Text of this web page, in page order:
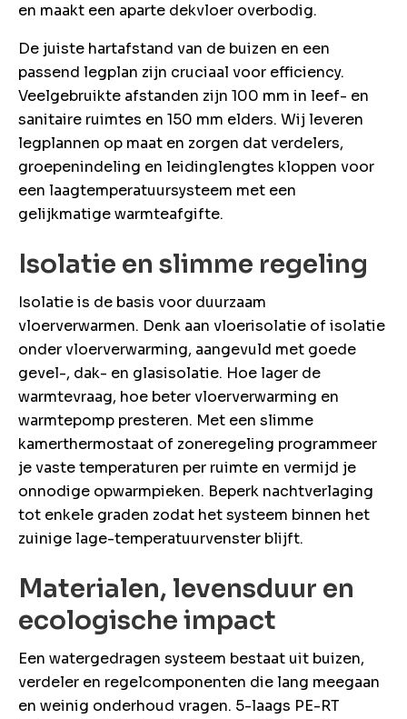
en maakt een aparte dekvloer overbodig.
De juiste hartafstand van de buizen en een
passend legplan zijn cruciaal voor efficiency.
Veelgebruikte afstanden zijn 100 mm in leef- en
sanitaire ruimtes en 150 mm elders. Wij leveren
legplannen op maat en zorgen dat verdelers,
groepenindeling en leidinglengtes kloppen voor
een laagtemperatuursysteem met een
gelijkmatige warmteafgifte.
Isolatie en slimme regeling
Isolatie is de basis voor duurzaam
vloerverwarmen. Denk aan vloerisolatie of isolatie
onder vloerverwarming, aangevuld met goede
gevel-, dak- en glasisolatie. Hoe lager de
warmtevraag, hoe beter vloerverwarming en
warmtepomp presteren. Met een slimme
kamerthermostaat of zoneregeling programmeer
je vaste temperaturen per ruimte en vermijd je
onnodige opwarmpieken. Beperk nachtverlaging
tot enkele graden zodat het systeem binnen het
zuinige lage-temperatuurvenster blijft.
Materialen, levensduur en
ecologische impact
Een watergedragen systeem bestaat uit buizen,
verdeler en regelcomponenten die lang meegaan
en weinig onderhoud vragen. 5-laags PE-RT